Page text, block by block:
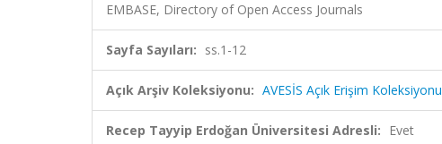
EMBASE, Directory of Open Access Journals
Sayfa Sayıları: ss.1-12
Açık Arşiv Koleksiyonu: AVESİS Açık Erişim Koleksiyonu
Recep Tayyip Erdoğan Üniversitesi Adresli: Evet